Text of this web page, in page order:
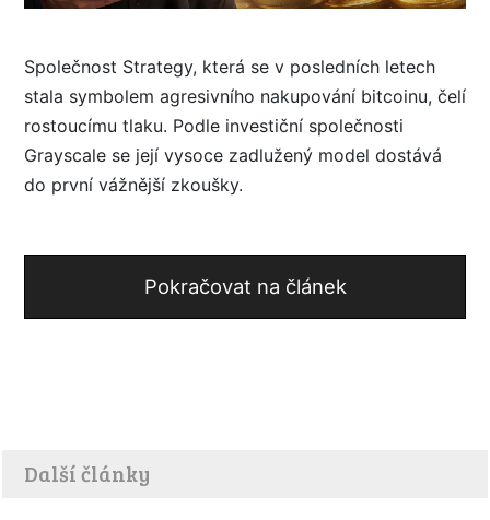
Společnost Strategy, která se v posledních letech
stala symbolem agresivního nakupování bitcoinu, čelí
rostoucímu tlaku. Podle investiční společnosti
Grayscale se její vysoce zadlužený model dostává
do první vážnější zkoušky.
Pokračovat na článek
Další články